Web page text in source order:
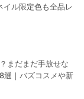
イル限定色も全品レ
まだまだ手放せな
選｜バズコスメや新